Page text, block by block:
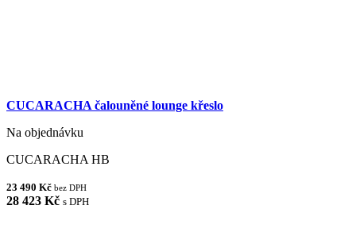
CUCARACHA čalouněné lounge křeslo
Na objednávku
CUCARACHA HB
23 490 Kč bez DPH
28 423 Kč s DPH